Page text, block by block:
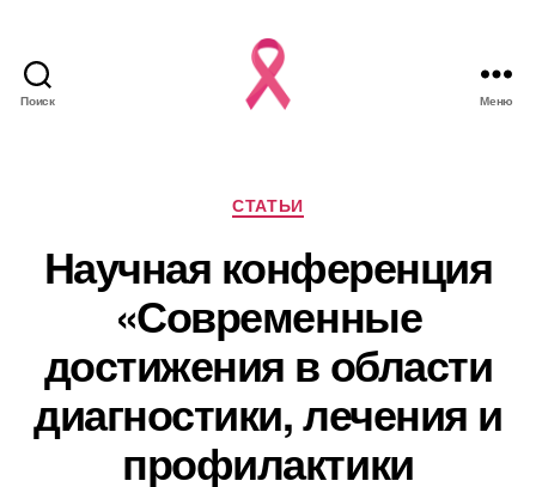
Поиск Меню
Рубрики
СТАТЬИ
Научная конференция
«Современные
достижения в области
диагностики, лечения и
профилактики